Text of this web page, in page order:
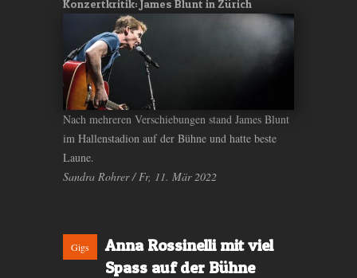
Konzertkritik: James Blunt in Zürich
Nach mehreren Verschiebungen stand James Blunt
im Hallenstadion auf der Bühne und hatte beste
Laune.
Sandra Rohrer / Fr, 11. Mär 2022
Gigs
Anna Rossinelli mit viel
Spass auf der Bühne